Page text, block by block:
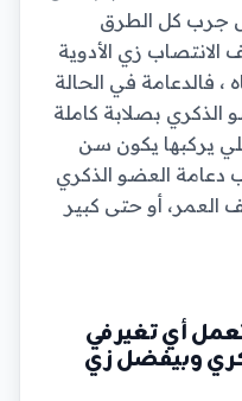
جرب كل الطرق
الانتصاب زي الأدوية
فالدعامة في الحالة
بصلابة كاملة
يركبها يكون سن
العضو الذكري
أو حتى كبير
أي تغير في
وبيفضل زي